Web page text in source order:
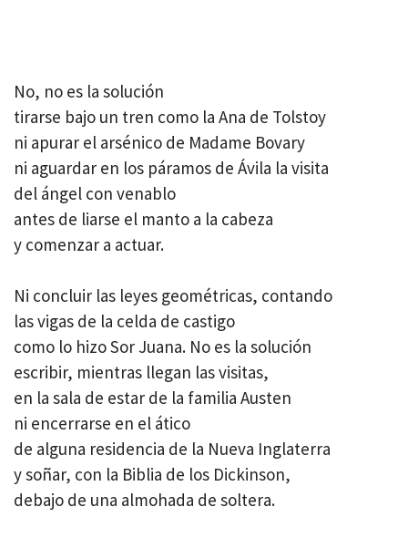
No, no es la solución
tirarse bajo un tren como la Ana de Tolstoy
ni apurar el arsénico de Madame Bovary
ni aguardar en los páramos de Ávila la visita
del ángel con venablo
antes de liarse el manto a la cabeza
y comenzar a actuar.
Ni concluir las leyes geométricas, contando
las vigas de la celda de castigo
como lo hizo Sor Juana. No es la solución
escribir, mientras llegan las visitas,
en la sala de estar de la familia Austen
ni encerrarse en el ático
de alguna residencia de la Nueva Inglaterra
y soñar, con la Biblia de los Dickinson,
debajo de una almohada de soltera.